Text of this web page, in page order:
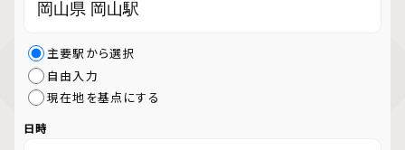
主要駅から選択
自由入力
現在地を基点にする
日時